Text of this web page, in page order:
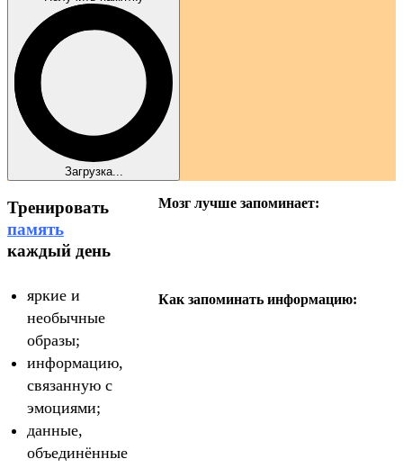
Загрузка...
Тренировать
память
каждый день
Мозг лучше запоминает:
яркие и
необычные
образы;
информацию,
связанную с
эмоциями;
данные,
объединённые
Как запоминать информацию: